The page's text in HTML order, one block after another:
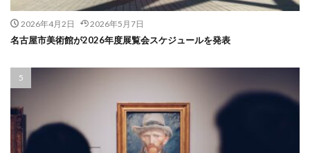
2026年4月2日 2026年5月7日
名古屋市美術館が2026年度展覧会スケジュールを発表